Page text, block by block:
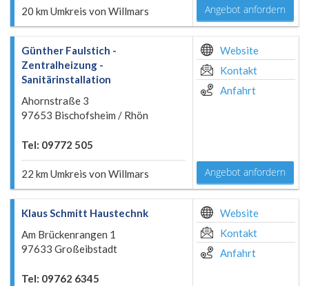
20 km Umkreis von Willmars Angebot anfordern
Günther Faulstich -
Zentralheizung -
Sanitärinstallation
Ahornstraße 3
97653 Bischofsheim / Rhön
Tel: 09772 505
22 km Umkreis von Willmars
Website
Kontakt
Anfahrt
Angebot anfordern
Klaus Schmitt Haustechnk
Am Brückenrangen 1
97633 Großeibstadt
Tel: 09762 6345
Website
Kontakt
Anfahrt